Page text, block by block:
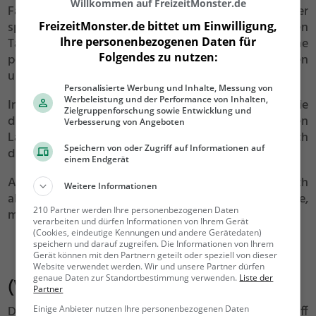
Fahrradtour über mehrere Tage. Diese Form der
sportlichen Betätigung verspricht selbst an heißen
Tagen angenehmen Fahrtwind und ist daher eine
perfekte Freizeitbeschäftigung für alle, die Geld sparen
und aktiv sein wollen.
In Deutschland gibt es eineVielzahl an Radwegen , die
dich über hunderte Kilometer durch die schönsten
Landschaften der Bundesländer führen, sodass auch
dieses Hobby gewiss nicht so schnell langweilig wird.
Auch hierbei kannst du natürlich je nach Wunsch
alleine unterwegs sein, mit Freunden, mit der Familie,
mit Kindern oder sogar dem Hund.
(Wild-)Campen – wo es erlaubt ist
Willkommen auf FreizeitMonster.de
FreizeitMonster.de bittet um Einwilligung,
Ihre personenbezogenen Daten für
Folgendes zu nutzen:
Personalisierte Werbung und Inhalte, Messung von
Werbeleistung und der Performance von Inhalten,
Zielgruppenforschung sowie Entwicklung und
Verbesserung von Angeboten
Speichern von oder Zugriff auf Informationen auf
einem Endgerät
Weitere Informationen
210 Partner werden Ihre personenbezogenen Daten
verarbeiten und dürfen Informationen von Ihrem Gerät
(Cookies, eindeutige Kennungen und andere Gerätedaten)
speichern und darauf zugreifen. Die Informationen von Ihrem
Gerät können mit den Partnern geteilt oder speziell von dieser
Website verwendet werden. Wir und unsere Partner dürfen
genaue Daten zur Standortbestimmung verwenden. Liste der
Partner
Einige Anbieter nutzen Ihre personenbezogenen Daten